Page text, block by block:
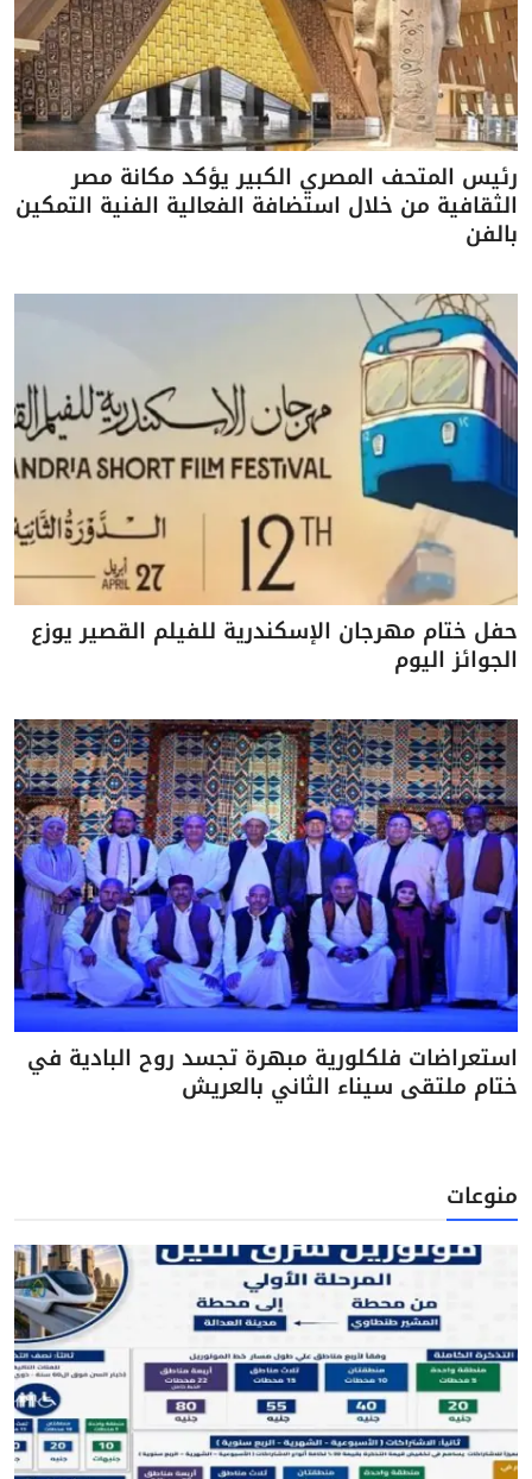
رئيس المتحف المصري الكبير يؤكد مكانة مصر
الثقافية من خلال استضافة الفعالية الفنية التمكين
بالفن
حفل ختام مهرجان الإسكندرية للفيلم القصير يوزع
الجوائز اليوم
استعراضات فلكلورية مبهرة تجسد روح البادية في
ختام ملتقى سيناء الثاني بالعريش
منوعات